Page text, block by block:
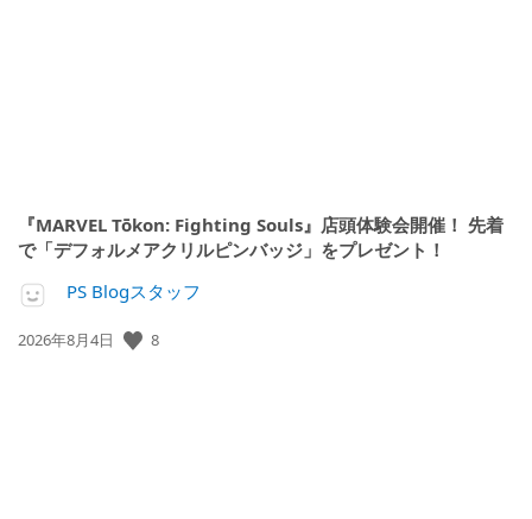
『MARVEL Tōkon: Fighting Souls』店頭体験会開催！ 先着
で「デフォルメアクリルピンバッジ」をプレゼント！
PS Blogスタッフ
公
2026年8月4日 8